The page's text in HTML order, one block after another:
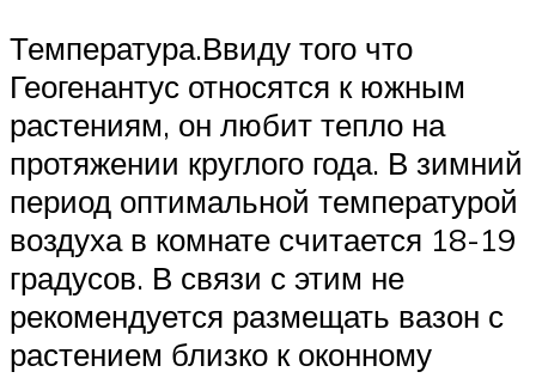
Температура.Ввиду того что
Геогенантус относятся к южным
растениям, он любит тепло на
протяжении круглого года. В зимний
период оптимальной температурой
воздуха в комнате считается 18-19
градусов. В связи с этим не
рекомендуется размещать вазон с
растением близко к оконному